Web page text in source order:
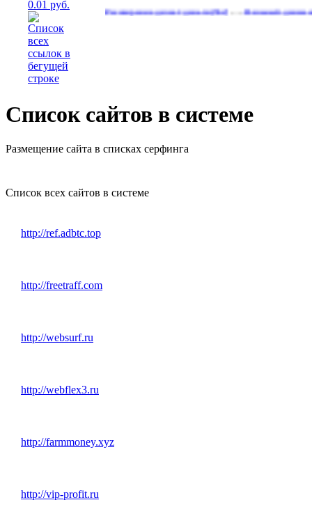
Расширение делает деньги(562)…Реальный денежный поток
Список сайтов в системе
Размещение сайта в списках серфинга
Список всех сайтов в системе
http://ref.adbtc.top
http://freetraff.com
http://websurf.ru
http://webflex3.ru
http://farmmoney.xyz
http://vip-profit.ru